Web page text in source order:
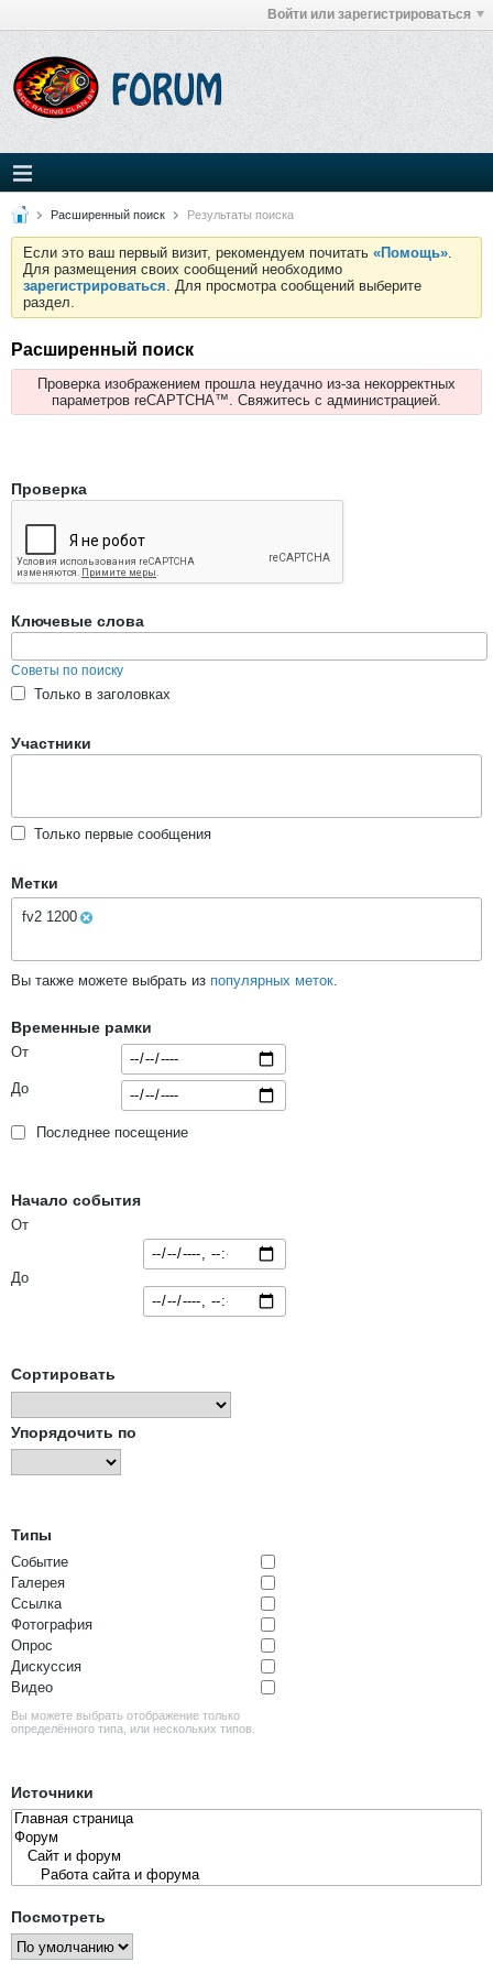
Войти или зарегистрироваться
Расширенный поиск Результаты поиска
Если это ваш первый визит, рекомендуем почитать «Помощь».
Для размещения своих сообщений необходимо
зарегистрироваться. Для просмотра сообщений выберите
раздел.
Расширенный поиск
Проверка изображением прошла неудачно из-за некорректных
параметров reCAPTCHA™. Свяжитесь с администрацией.
Проверка
Ключевые слова
Советы по поиску
Только в заголовках
Участники
Только первые сообщения
Метки
fv2 1200
Вы также можете выбрать из популярных меток.
Временные рамки
От
До
Последнее посещение
Начало события
От
До
Сортировать
Упорядочить по
Типы
Событие
Галерея
Ссылка
Фотография
Опрос
Дискуссия
Видео
Вы можете выбрать отображение только
определённого типа, или нескольких типов.
Источники
Посмотреть